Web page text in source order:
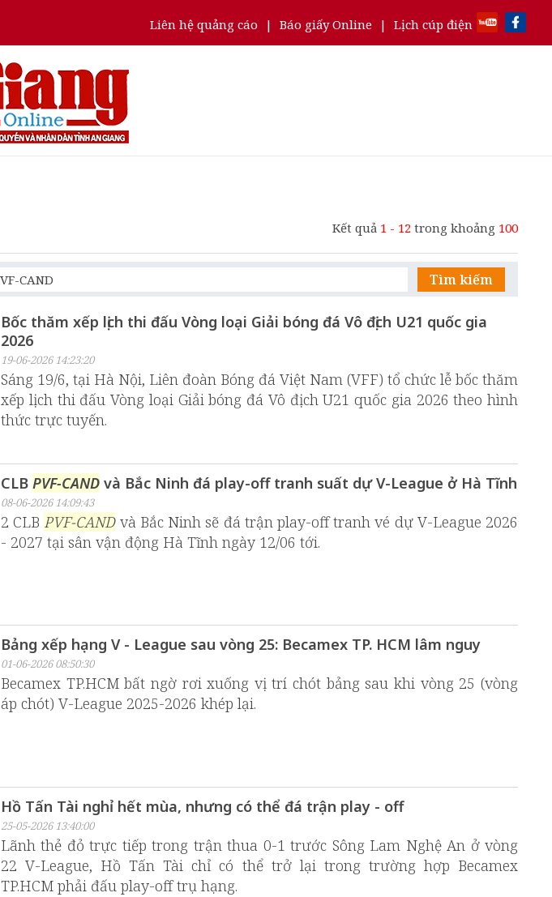
Liên hệ quảng cáo | Báo giấy Online | Lịch cúp điện
Kết quả 1 - 12 trong khoảng 100
Tìm kiếm
Bốc thăm xếp lịch thi đấu Vòng loại Giải bóng đá Vô địch U21 quốc gia
2026
19-06-2026 14:23:20
Sáng 19/6, tại Hà Nội, Liên đoàn Bóng đá Việt Nam (VFF) tổ chức lễ bốc thăm
xếp lịch thi đấu Vòng loại Giải bóng đá Vô địch U21 quốc gia 2026 theo hình
thức trực tuyến.
CLB PVF-CAND và Bắc Ninh đá play-off tranh suất dự V-League ở Hà Tĩnh
08-06-2026 14:09:43
2 CLB PVF-CANDvà Bắc Ninh sẽ đá trận play-off tranh vé dự V-League 2026
- 2027 tại sân vận động Hà Tĩnh ngày 12/06 tới.
Bảng xếp hạng V - League sau vòng 25: Becamex TP. HCM lâm nguy
01-06-2026 08:50:30
Becamex TP.HCM bất ngờ rơi xuống vị trí chót bảng sau khi vòng 25 (vòng
áp chót) V-League 2025-2026 khép lại.
Hồ Tấn Tài nghỉ hết mùa, nhưng có thể đá trận play - off
25-05-2026 13:40:00
Lãnh thẻ đỏ trực tiếp trong trận thua 0-1 trước Sông Lam Nghệ An ở vòng
22 V-League, Hồ Tấn Tài chỉ có thể trở lại trong trường hợp Becamex
TP.HCM phải đấu play-off trụ hạng.